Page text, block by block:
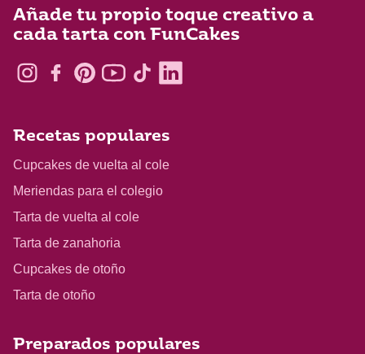
Añade tu propio toque creativo a
cada tarta con FunCakes
Recetas populares
Cupcakes de vuelta al cole
Meriendas para el colegio
Tarta de vuelta al cole
Tarta de zanahoria
Cupcakes de otoño
Tarta de otoño
Preparados populares